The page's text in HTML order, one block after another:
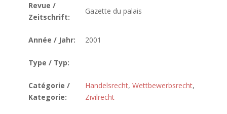
Revue /
Zeitschrift:
Gazette du palais
Année / Jahr: 2001
Type / Typ:
Catégorie /
Kategorie:
Handelsrecht, Wettbewerbsrecht,
Zivilrecht